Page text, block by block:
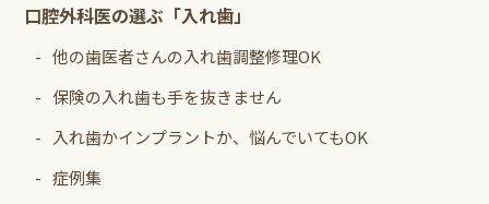
口腔外科医の選ぶ「入れ歯」
他の歯医者さんの入れ歯調整修理OK
保険の入れ歯も手を抜きません
入れ歯かインプラントか、悩んでいてもOK
症例集